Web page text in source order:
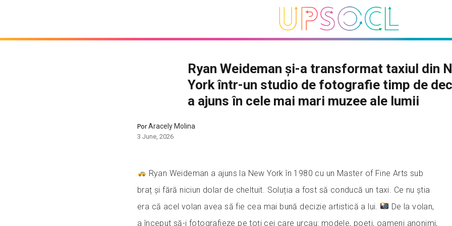
Ryan Weideman și-a transformat taxiul din
York într-un studio de fotografie timp de
a ajuns în cele mai mari muzee ale lumii
PorAracely Molina
3 June, 2026
Ryan Weideman a ajuns la New York în 1980 cu un Master of Fine Arts sub
braț și fără niciun dolar de cheltuit. Soluția a fost să conducă un taxi. Ce nu știa
era că acel volan avea să fie cea mai bună decizie artistică a lui.
De la volan,
a început să-i fotografieze pe toți cei care urcau: modele, poeți, oameni anonimi,